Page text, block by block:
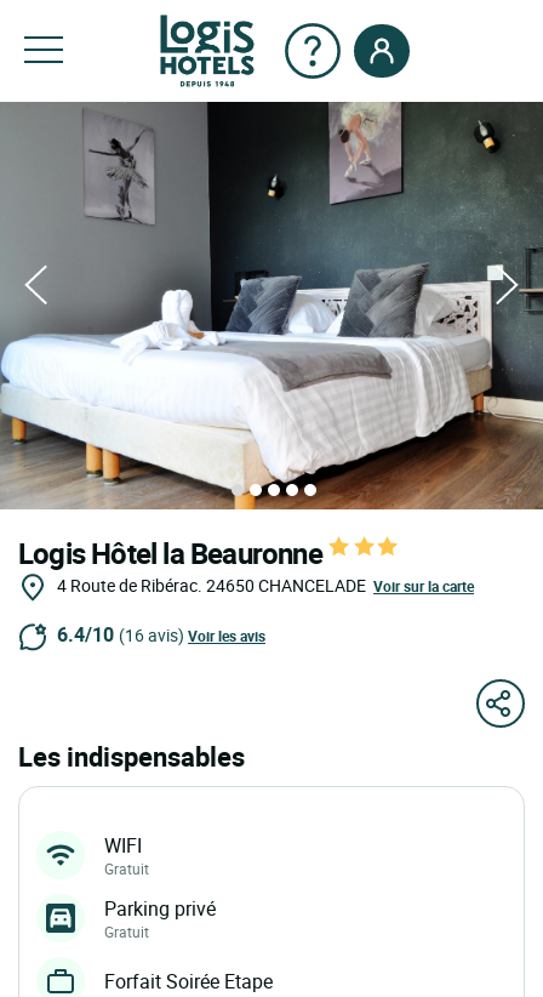
Logis Hôtel la Beauronne
4 Route de Ribérac. 24650 CHANCELADE Voir sur la carte
6.4/10 (16 avis) Voir les avis
Les indispensables
WIFI
Gratuit
Parking privé
Gratuit
Forfait Soirée Etape